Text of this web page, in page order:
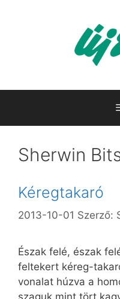
Sherwin
Kéregtakaró
2013-10-01 Szerző:
Észak felé, észak
feltekert kéreg-
vonalat húzva a